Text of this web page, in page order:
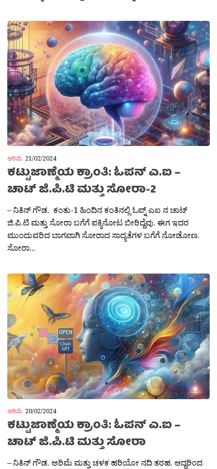
ಅರಿಮೆ 21/02/2024
ಕಟ್ಟುಜಾಣ್ಮೆಯ ಕ್ರಾಂತಿ: ಓಪನ್ ಎ.ಐ –
ಚಾಟ್ ಜಿ.ಪಿ.ಟಿ ಮತ್ತು ಸೋರಾ-2
– ನಿತಿನ್ ಗೌಡ. ಕಂತು-1 ಹಿಂದಿನ ಕಂತಿನಲ್ಲಿ ಓಪ್ನ್ ಎಐ ನ ಚಾಟ್
ಜಿ.ಪಿ.ಟಿ ಮತ್ತು ಸೋರಾ ಬಗೆಗೆ ಪಕ್ಶಿನೋಟ ಬೀರಿದ್ದೆವು. ಈಗ ಇದರ
ಮುಂದುವರಿದ ಬಾಗವಾಗಿ ಸೋರಾದ ಸಾದ್ಯತೆಗಳ ಬಗೆಗೆ ನೋಡೋಣ.
ಸೋರಾ...
ಅರಿಮೆ 20/02/2024
ಕಟ್ಟುಜಾಣ್ಮೆಯ ಕ್ರಾಂತಿ: ಓಪನ್ ಎ.ಐ –
ಚಾಟ್ ಜಿ.ಪಿ.ಟಿ ಮತ್ತು ಸೋರಾ
– ನಿತಿನ್ ಗೌಡ. ಅರಿಮೆ ಮತ್ತು ಚಳಕ ಹರಿಯೋ ನದಿ ತರಹ. ಆದ್ದರಿಂದ